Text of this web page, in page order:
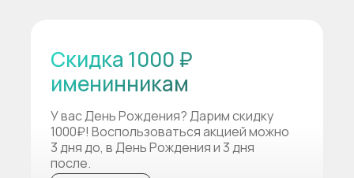
Скидка 1000 ₽
именинникам
У вас День Рождения? Дарим скидку
1000₽! Воспользоваться акцией можно
3 дня до, в День Рождения и 3 дня
после.